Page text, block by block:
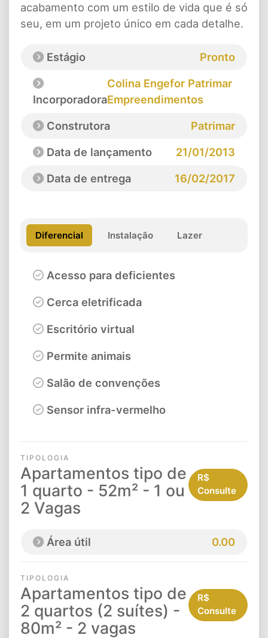
acabamento com um estilo de vida que é só
seu, em um projeto único em cada detalhe.
Estágio Pronto
Incorporadora
Colina Engefor Patrimar
Empreendimentos
Construtora
Patrimar
Data de lançamento
21/01/2013
Data de entrega
16/02/2017
Diferencial Instalação Lazer
Acesso para deficientes
Cerca eletrificada
Escritório virtual
Permite animais
Salão de convenções
Sensor infra-vermelho
TIPOLOGIA
Apartamentos tipo de
1 quarto - 52m² - 1 ou
2 Vagas
R$
Consulte
Área útil 0.00
TIPOLOGIA
Apartamentos tipo de
2 quartos (2 suítes) -
80m² - 2 vagas
R$
Consulte